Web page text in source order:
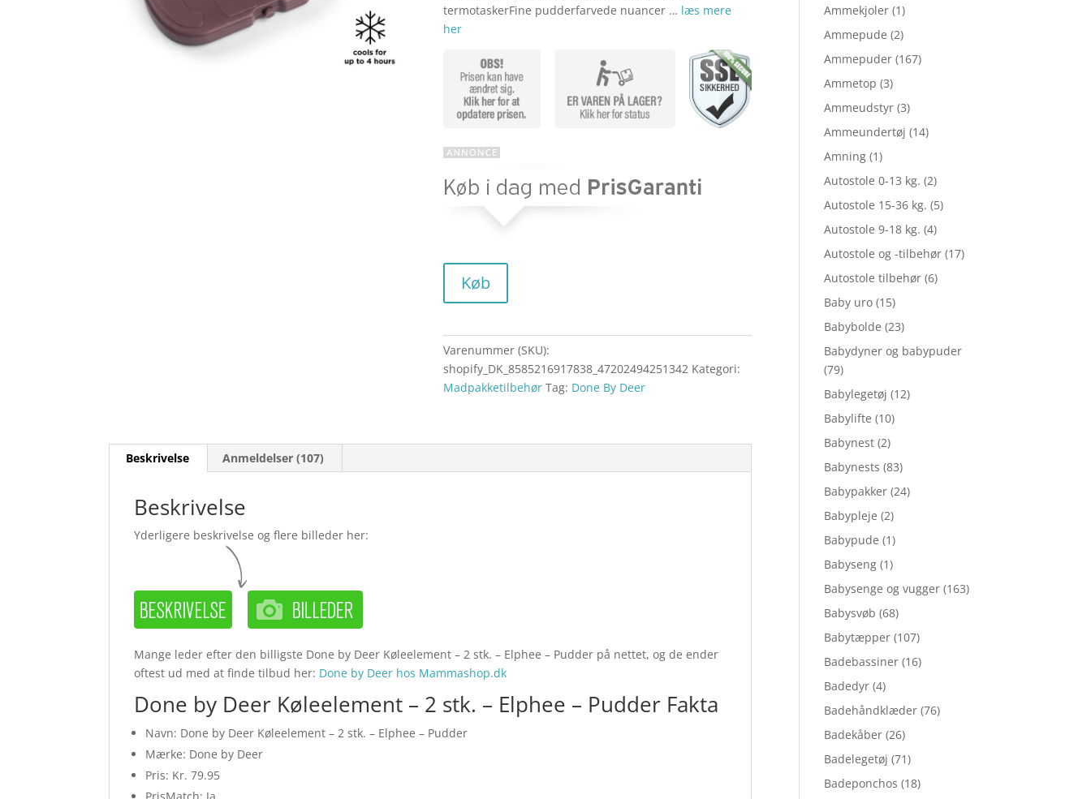
var:
er:
kr. 51,97.
termotaskerFine pudderfarvede nuancer … læs mere
her
Køb
Varenummer (SKU):
shopify_DK_8585216917838_47202494251342 Kategori:
Madpakketilbehør Tag: Done By Deer
Beskrivelse Anmeldelser (107)
Beskrivelse
Yderligere beskrivelse og flere billeder her:
Mange leder efter den billigste Done by Deer Køleelement – 2 stk. – Elphee – Pudder på nettet, og de ender
oftest ud med at finde tilbud her: Done by Deer hos Mammashop.dk
Done by Deer Køleelement – 2 stk. – Elphee – Pudder Fakta
Navn: Done by Deer Køleelement – 2 stk. – Elphee – Pudder
Mærke: Done by Deer
Pris: Kr. 79.95
Ammekjoler (1)
Ammepude (2)
Ammepuder (167)
Ammetop (3)
Ammeudstyr (3)
Ammeundertøj (14)
Amning (1)
Autostole 0-13 kg. (2)
Autostole 15-36 kg. (5)
Autostole 9-18 kg. (4)
Autostole og -tilbehør (17)
Autostole tilbehør (6)
Baby uro (15)
Babybolde (23)
Babydyner og babypuder
(79)
Babylegetøj (12)
Babylifte (10)
Babynest (2)
Babynests (83)
Babypakker (24)
Babypleje (2)
Babypude (1)
Babyseng (1)
Babysenge og vugger (163)
Babysvøb (68)
Babytæpper (107)
Badebassiner (16)
Badedyr (4)
Badehåndklæder (76)
Badekåber (26)
Badelegetøj (71)
Badeponchos (18)